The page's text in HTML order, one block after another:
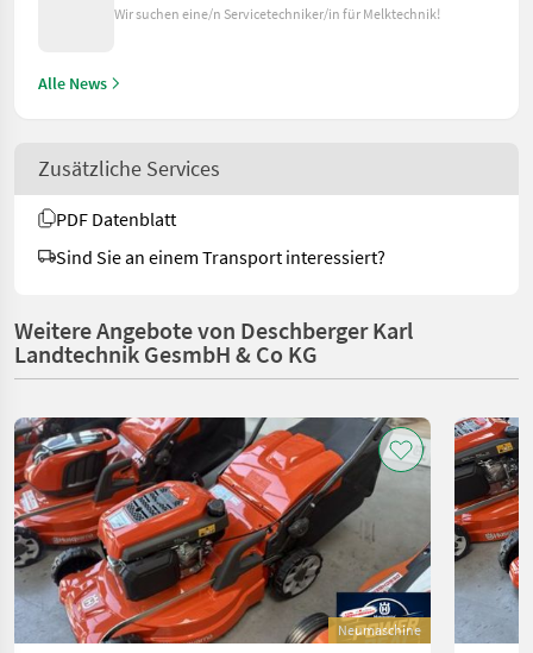
Wir suchen eine/n Servicetechniker/in für Melktechnik!
Alle News
Zusätzliche Services
PDF Datenblatt
Sind Sie an einem Transport interessiert?
Weitere Angebote von Deschberger Karl
Landtechnik GesmbH & Co KG
Neumaschine